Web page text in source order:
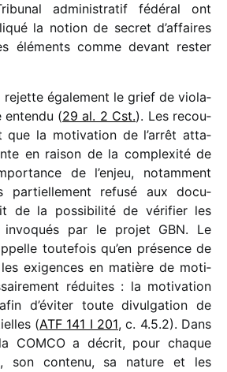
admi­nis­tra­tif fédé­ral ont
la notion de secret d’affaires
éléments comme devant rester
rejette égale­ment le grief de viola­
entendu (29 al. 2 Cst.). Les recou­
que la moti­va­tion de l’arrêt atta­
en raison de la complexité de
de l’enjeu, notam­ment
partiel­le­ment refusé aux docu­
de la possi­bi­lité de véri­fier les
invo­qués par le projet GBN. Le
toute­fois qu’en présence de
les exigences en matière de moti­
réduites : la moti­va­tion
d’éviter toute divul­ga­tion de
(ATF 141 I 201, c. 4.5.2). Dans
COMCO a décrit, pour chaque
son contenu, sa nature et les